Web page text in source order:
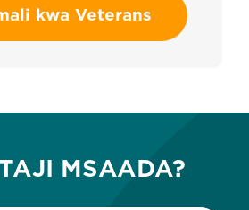
kwa Veterans
MSAADA?